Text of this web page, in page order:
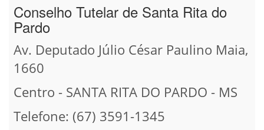
Conselho Tutelar de Santa Rita do
Pardo
Av. Deputado Júlio César Paulino Maia,
1660
Centro - SANTA RITA DO PARDO - MS
Telefone: (67) 3591-1345